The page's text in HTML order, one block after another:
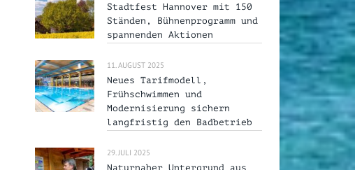
Stadtfest Hannover mit 150
Ständen, Bühnenprogramm und
spannenden Aktionen
11. AUGUST 2025
Neues Tarifmodell,
Frühschwimmen und
Modernisierung sichern
langfristig den Badbetrieb
29. JULI 2025
Naturnaher Untergrund aus